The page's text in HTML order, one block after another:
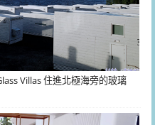
Villas 住進北極海旁的玻璃